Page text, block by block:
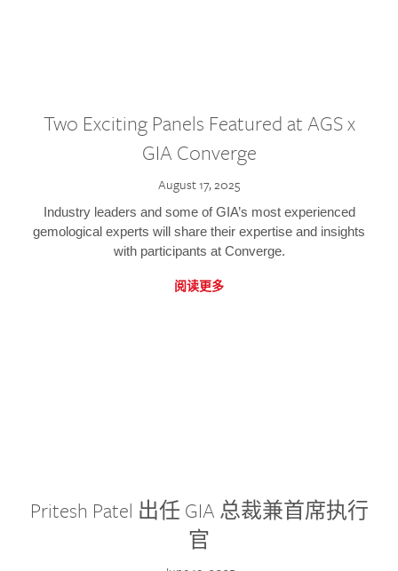
Two Exciting Panels Featured at AGS x
GIA Converge
August 17, 2025
Industry leaders and some of GIA’s most experienced
gemological experts will share their expertise and insights
with participants at Converge.
阅读更多
Pritesh Patel 出任 GIA 总裁兼首席执行
官